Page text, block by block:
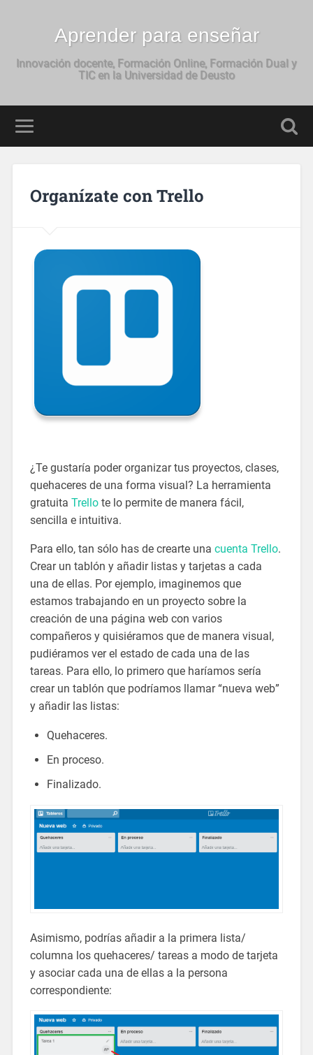
Aprender para enseñar
Innovación docente, Formación Online, Formación Dual y
TIC en la Universidad de Deusto
Organízate con Trello
¿Te gustaría poder organizar tus proyectos, clases,
quehaceres de una forma visual? La herramienta
gratuita Trellote lo permite de manera fácil,
sencilla e intuitiva.
Para ello, tan sólo has de crearte una cuenta Trello.
Crear un tablón y añadir listas y tarjetas a cada
una de ellas. Por ejemplo, imaginemos que
estamos trabajando en un proyecto sobre la
creación de una página web con varios
compañeros y quisiéramos que de manera visual,
pudiéramos ver el estado de cada una de las
tareas. Para ello, lo primero que haríamos sería
crear un tablón que podríamos llamar “nueva web”
y añadir las listas:
Quehaceres.
En proceso.
Finalizado.
Asimismo, podrías añadir a la primera lista/
columna los quehaceres/ tareas a modo de tarjeta
y asociar cada una de ellas a la persona
correspondiente: